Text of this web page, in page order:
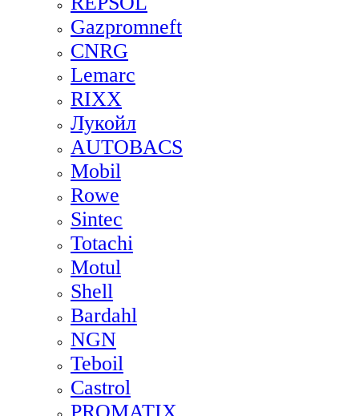
Gazpromneft
CNRG
Lemarc
RIXX
Лукойл
AUTOBACS
Mobil
Rowe
Sintec
Totachi
Motul
Shell
Bardahl
NGN
Teboil
Castrol